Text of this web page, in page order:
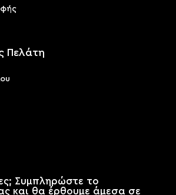
Πελάτη
Συμπληρώστε το
και θα έρθουμε άμεσα σε